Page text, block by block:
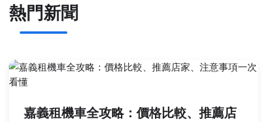
熱門新聞
嘉義租機車全攻略：價格比較、推薦店